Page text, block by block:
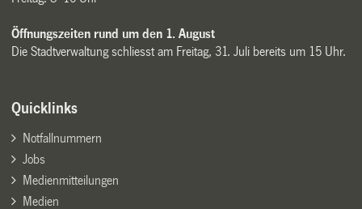
Öffnungszeiten rund um den 1. August
Die Stadtverwaltung schliesst am Freitag, 31. Juli bereits um 15 Uhr.
Quicklinks
Notfallnummern
Jobs
Medienmitteilungen
Medien